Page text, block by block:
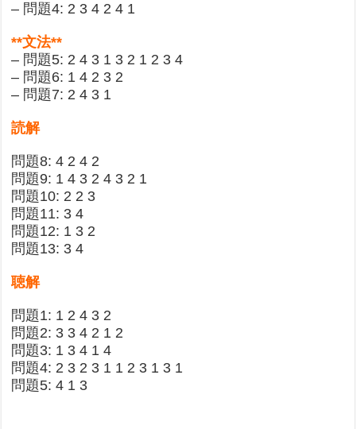
– 問題4: 2 3 4 2 4 1
**文法**
– 問題5: 2 4 3 1 3 2 1 2 3 4
– 問題6: 1 4 2 3 2
– 問題7: 2 4 3 1
読解
問題8: 4 2 4 2
問題9: 1 4 3 2 4 3 2 1
問題10: 2 2 3
問題11: 3 4
問題12: 1 3 2
問題13: 3 4
聴解
問題1: 1 2 4 3 2
問題2: 3 3 4 2 1 2
問題3: 1 3 4 1 4
問題4: 2 3 2 3 1 1 2 3 1 3 1
問題5: 4 1 3